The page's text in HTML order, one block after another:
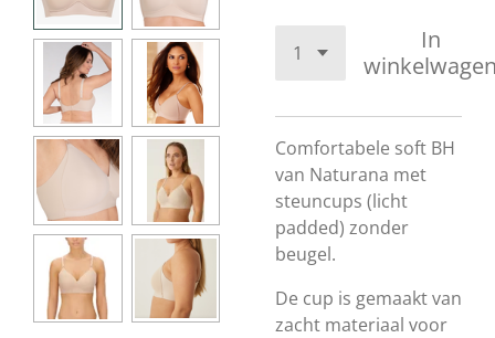
In
Comfortabele soft BH
van Naturana met
steuncups (licht
padded) zonder
beugel.
De cup is gemaakt van
zacht materiaal voor